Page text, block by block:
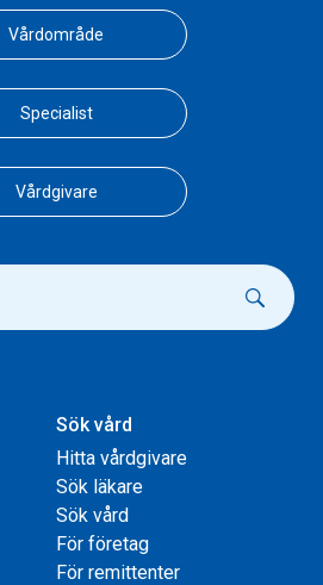
Vårdområde
Specialist
Vårdgivare
Sök vård
Hitta vårdgivare
Sök läkare
Sök vård
För företag
För remittenter